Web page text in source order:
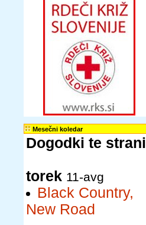
Mesečni koledar
Dogodki te strani
torek 11-avg
Black Country,
New Road